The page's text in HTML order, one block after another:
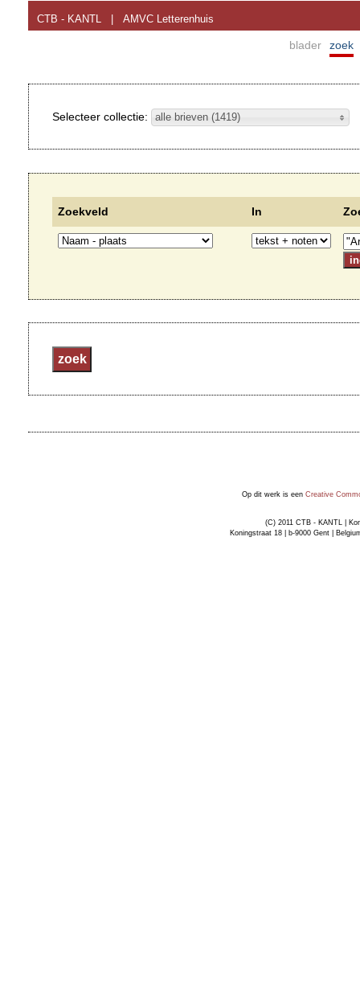
CTB - KANTL AMVC Letterenhuis
blader zoek
Selecteer collectie: alle brieven (1419)
Zoekveld In
Op dit werk is een Creative
(C) 2011 CTB - KANTL |
Koningstraat 18 | b-9000 Gent |